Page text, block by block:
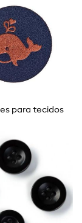
para tecidos